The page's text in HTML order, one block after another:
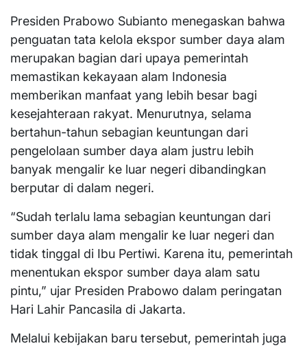
Presiden Prabowo Subianto menegaskan bahwa
penguatan tata kelola ekspor sumber daya alam
merupakan bagian dari upaya pemerintah
memastikan kekayaan alam Indonesia
memberikan manfaat yang lebih besar bagi
kesejahteraan rakyat. Menurutnya, selama
bertahun-tahun sebagian keuntungan dari
pengelolaan sumber daya alam justru lebih
banyak mengalir ke luar negeri dibandingkan
berputar di dalam negeri.
“Sudah terlalu lama sebagian keuntungan dari
sumber daya alam mengalir ke luar negeri dan
tidak tinggal di Ibu Pertiwi. Karena itu, pemerintah
menentukan ekspor sumber daya alam satu
pintu,” ujar Presiden Prabowo dalam peringatan
Hari Lahir Pancasila di Jakarta.
Melalui kebijakan baru tersebut, pemerintah juga